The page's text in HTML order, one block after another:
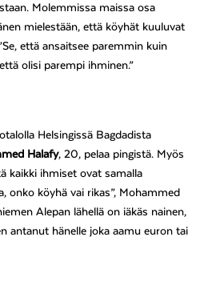
Molemmissa maissa osa
mielestään, että köyhät kuuluvat
että ansaitsee paremmin kuin
olisi parempi ihminen.”
Helsingissä Bagdadista
Halafy, 20, pelaa pingistä. Myös
kaikki ihmiset ovat samalla
onko köyhä vai rikas”, Mohammed
Alepan lähellä on iäkäs nainen,
antanut hänelle joka aamu euron tai